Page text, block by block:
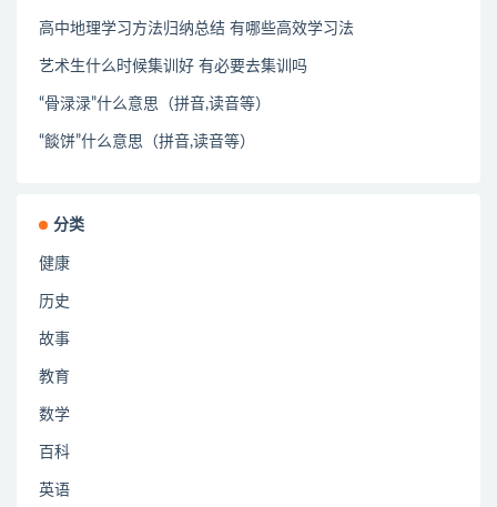
高中地理学习方法归纳总结 有哪些高效学习法
艺术生什么时候集训好 有必要去集训吗
“骨渌渌”什么意思（拼音,读音等）
“餤饼”什么意思（拼音,读音等）
分类
健康
历史
故事
教育
数学
百科
英语